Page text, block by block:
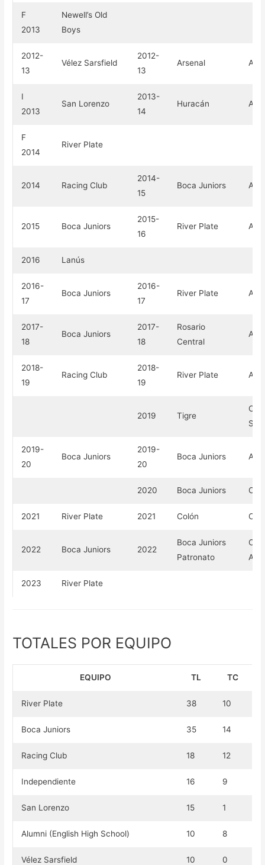
F
2013
Newell’s Old
Boys
2012-
13
Vélez Sarsfield
2012-
13
Arsenal
I
2013
San Lorenzo
2013-
14
Huracán
F
2014
River Plate
2014 Racing Club
2014-
15
Boca Juniors
2015 Boca Juniors
2015-
16
River Plate
2016 Lanús
2016-
17
Boca Juniors
2016-
17
River Plate
2017-
18
Boca Juniors
2017-
18
Rosario
Central
2018-
19
Racing Club
2018-
19
River Plate
2019 Tigre
2019-
20
Boca Juniors
2019-
20
Boca Juniors
2020 Boca Juniors
2021 River Plate 2021 Colón
2022 Boca Juniors 2022
Boca Juniors
Patronato
2023 River Plate
TOTALES POR EQUIPO
EQUIPO TL TC
River Plate 38 10
Boca Juniors 35 14
Racing Club 18 12
Independiente 16 9
San Lorenzo 15 1
Alumni (English High School) 10 8
Vélez Sarsfield 10 0